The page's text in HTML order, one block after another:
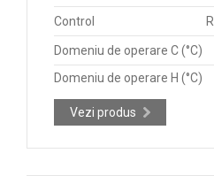
Control
Domeniu de operare C (°C)
Domeniu de operare H (°C)
Vezi produs